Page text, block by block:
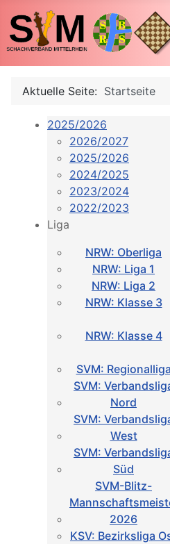
Aktuelle Seite: Startseite
2025/2026
2026/2027
2025/2026
2024/2025
2023/2024
2022/2023
Liga
NRW: Oberliga
NRW: Liga 1
NRW: Liga 2
NRW: Klasse 3
NRW: Klasse 4
SVM: Regionalliga
SVM:
Nord
SVM:
West
SVM:
Süd
SVM-Blitz-
2026
KSV: Bezirksliga